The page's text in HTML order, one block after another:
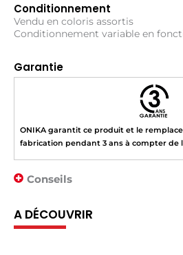
Conditionnement
Vendu en coloris assortis
Conditionnement variable en
Garantie
ONIKA garantit ce produit et le
fabrication pendant 3 ans à compter de
Conseils
A DÉCOUVRIR